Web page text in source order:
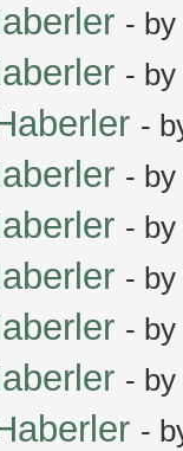
- by
- by
-
- by
- by
- by
- by
- by
-